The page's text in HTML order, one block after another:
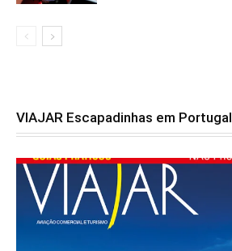
VIAJAR Escapadinhas em Portugal